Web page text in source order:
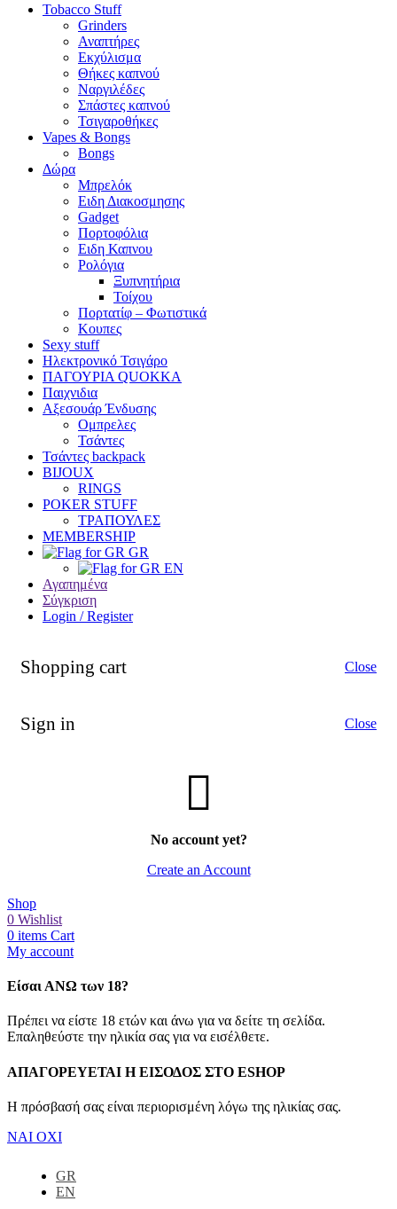
Tobacco Stuff
Grinders
Αναπτήρες
Εκχύλισμα
Θήκες καπνού
Ναργιλέδες
Σπάστες καπνού
Τσιγαροθήκες
Vapes & Bongs
Bongs
Δώρα
Μπρελόκ
Eιδη Διακοσμησης
Gadget
Πορτοφόλια
Ειδη Καπνου
Ρολόγια
Ξυπνητήρια
Τοίχου
Πορτατίφ – Φωτιστικά
Κουπες
Sexy stuff
Ηλεκτρονικό Τσιγάρο
ΠΑΓΟΥΡΙΑ QUOKKA
Παιχνιδια
Αξεσουάρ Ένδυσης
Oμπρελες
Τσάντες
Τσάντες backpack
BIJOUX
RINGS
POKER STUFF
ΤΡΑΠΟΥΛΕΣ
MEMBERSHIP
GR
EN
Αγαπημένα
Σύγκριση
Login / Register
Shopping cart Close
Sign in Close
No account yet?
Create an Account
Shop
0 Wishlist
0 items Cart
My account
Είσαι ΑΝΩ των 18?
Πρέπει να είστε 18 ετών και άνω για να δείτε τη σελίδα.
Επαληθεύστε την ηλικία σας για να εισέλθετε.
ΑΠΑΓΟΡΕΥΕΤΑΙ Η ΕΙΣΟΔΟΣ ΣΤO ESHOP
Η πρόσβασή σας είναι περιορισμένη λόγω της ηλικίας σας.
ΝΑΙ ΟΧΙ
GR
EN